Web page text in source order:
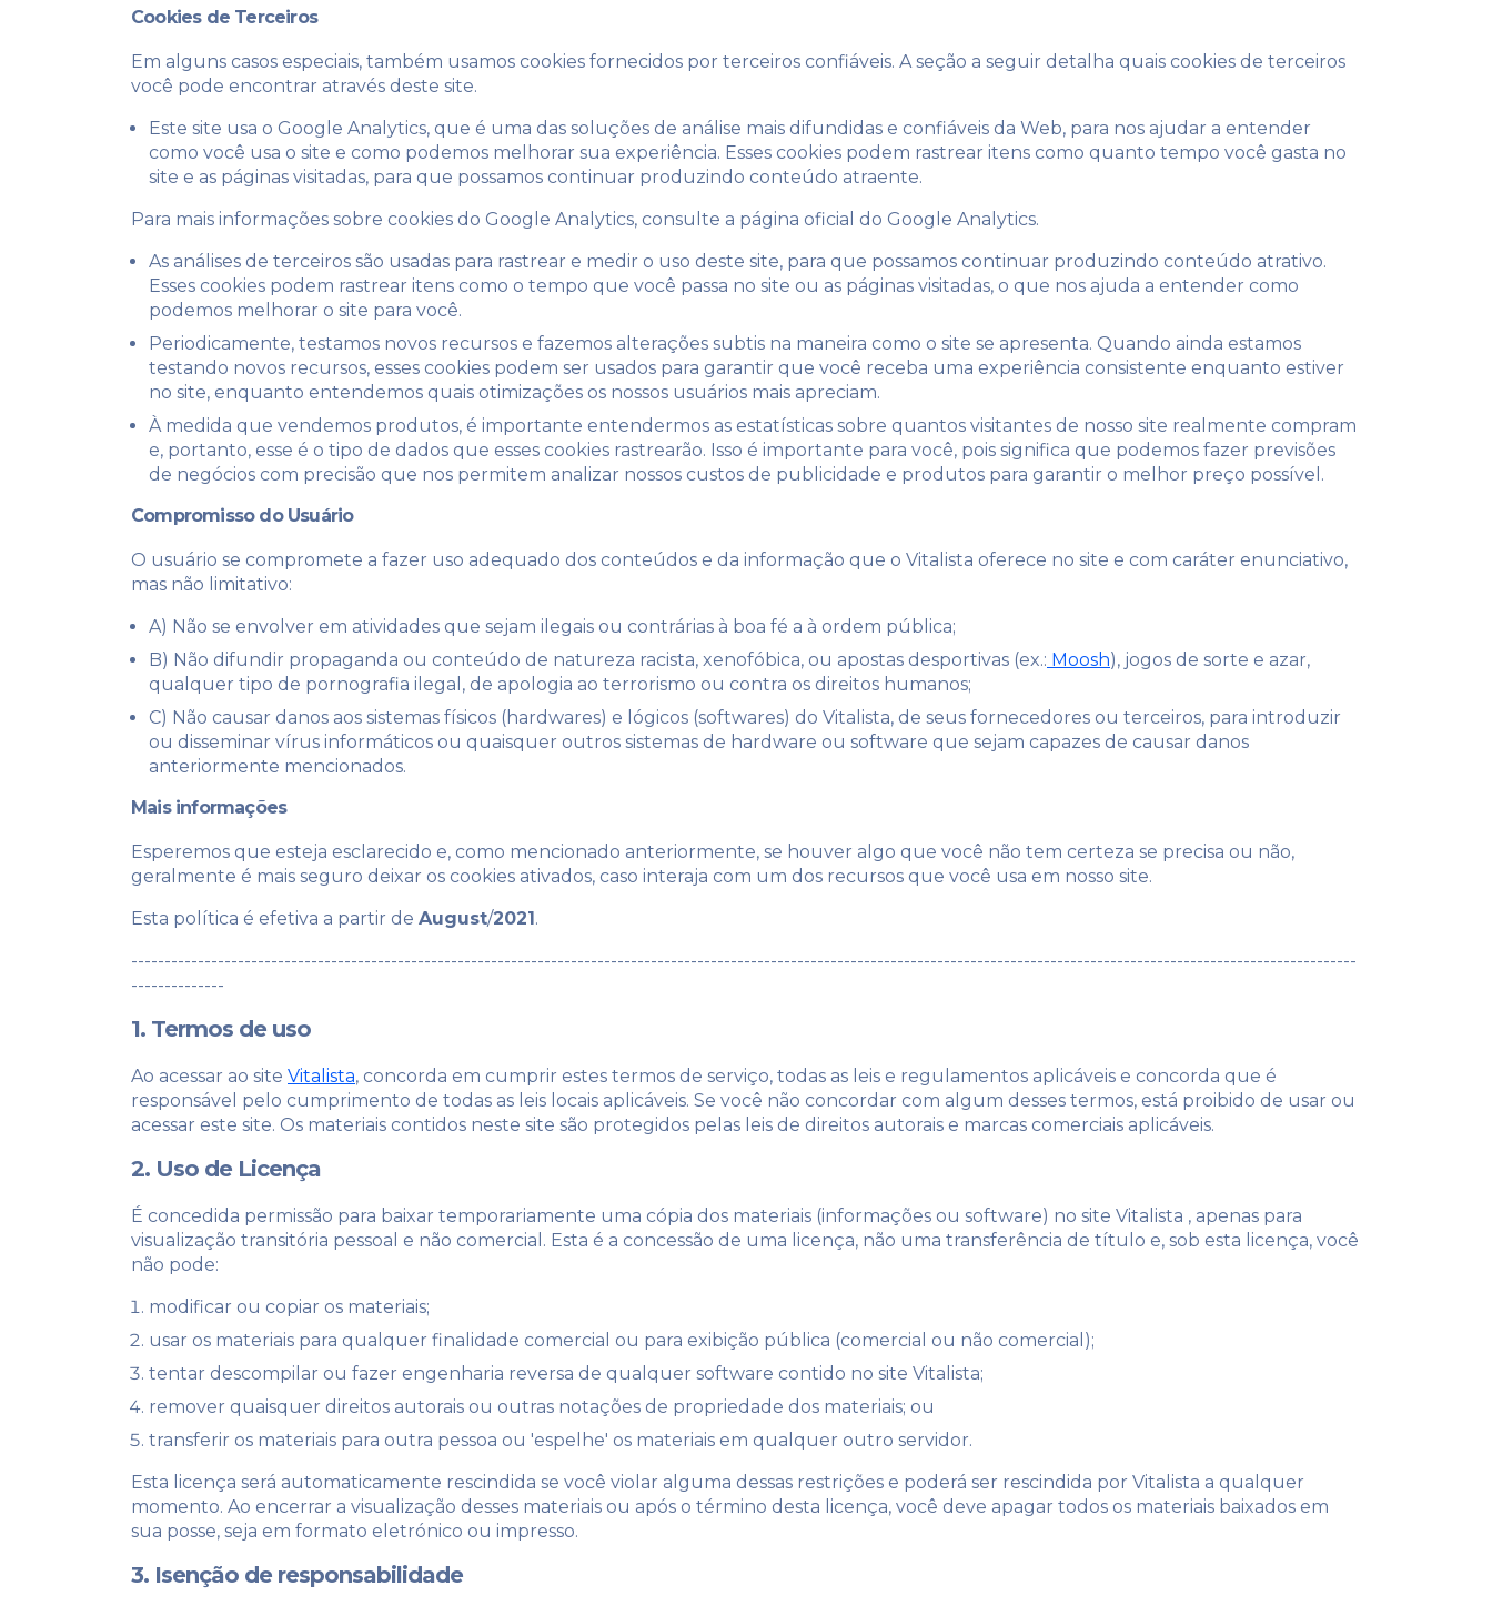
Cookies de Terceiros
Em alguns casos especiais, também usamos cookies fornecidos por terceiros confiáveis. A seção a seguir detalha quais cookies de terceiros
você pode encontrar através deste site.
Este site usa o Google Analytics, que é uma das soluções de análise mais difundidas e confiáveis ​​da Web, para nos ajudar a entender
como você usa o site e como podemos melhorar sua experiência. Esses cookies podem rastrear itens como quanto tempo você gasta no
site e as páginas visitadas, para que possamos continuar produzindo conteúdo atraente.
Para mais informações sobre cookies do Google Analytics, consulte a página oficial do Google Analytics.
As análises de terceiros são usadas para rastrear e medir o uso deste site, para que possamos continuar produzindo conteúdo atrativo.
Esses cookies podem rastrear itens como o tempo que você passa no site ou as páginas visitadas, o que nos ajuda a entender como
podemos melhorar o site para você.
Periodicamente, testamos novos recursos e fazemos alterações subtis na maneira como o site se apresenta. Quando ainda estamos
testando novos recursos, esses cookies podem ser usados ​​para garantir que você receba uma experiência consistente enquanto estiver
no site, enquanto entendemos quais otimizações os nossos usuários mais apreciam.
À medida que vendemos produtos, é importante entendermos as estatísticas sobre quantos visitantes de nosso site realmente compram
e, portanto, esse é o tipo de dados que esses cookies rastrearão. Isso é importante para você, pois significa que podemos fazer previsões
de negócios com precisão que nos permitem analizar nossos custos de publicidade e produtos para garantir o melhor preço possível.
Compromisso do Usuário
O usuário se compromete a fazer uso adequado dos conteúdos e da informação que o Vitalista oferece no site e com caráter enunciativo,
mas não limitativo:
A) Não se envolver em atividades que sejam ilegais ou contrárias à boa fé a à ordem pública;
B) Não difundir propaganda ou conteúdo de natureza racista, xenofóbica, ou apostas desportivas (ex.: Moosh), jogos de sorte e azar,
qualquer tipo de pornografia ilegal, de apologia ao terrorismo ou contra os direitos humanos;
C) Não causar danos aos sistemas físicos (hardwares) e lógicos (softwares) do Vitalista, de seus fornecedores ou terceiros, para introduzir
ou disseminar vírus informáticos ou quaisquer outros sistemas de hardware ou software que sejam capazes de causar danos
anteriormente mencionados.
Mais informações
Esperemos que esteja esclarecido e, como mencionado anteriormente, se houver algo que você não tem certeza se precisa ou não,
geralmente é mais seguro deixar os cookies ativados, caso interaja com um dos recursos que você usa em nosso site.
Esta política é efetiva a partir de August/2021.
----------------------------------------------------------------------------------------------------------------------------------------------------------------------------------------
--------------
1. Termos de uso
Ao acessar ao site Vitalista, concorda em cumprir estes termos de serviço, todas as leis e regulamentos aplicáveis ​​e concorda que é
responsável pelo cumprimento de todas as leis locais aplicáveis. Se você não concordar com algum desses termos, está proibido de usar ou
acessar este site. Os materiais contidos neste site são protegidos pelas leis de direitos autorais e marcas comerciais aplicáveis.
2. Uso de Licença
É concedida permissão para baixar temporariamente uma cópia dos materiais (informações ou software) no site Vitalista , apenas para
visualização transitória pessoal e não comercial. Esta é a concessão de uma licença, não uma transferência de título e, sob esta licença, você
não pode:
modificar ou copiar os materiais;
usar os materiais para qualquer finalidade comercial ou para exibição pública (comercial ou não comercial);
tentar descompilar ou fazer engenharia reversa de qualquer software contido no site Vitalista;
remover quaisquer direitos autorais ou outras notações de propriedade dos materiais; ou
transferir os materiais para outra pessoa ou 'espelhe' os materiais em qualquer outro servidor.
Esta licença será automaticamente rescindida se você violar alguma dessas restrições e poderá ser rescindida por Vitalista a qualquer
momento. Ao encerrar a visualização desses materiais ou após o término desta licença, você deve apagar todos os materiais baixados em
sua posse, seja em formato eletrónico ou impresso.
3. Isenção de responsabilidade